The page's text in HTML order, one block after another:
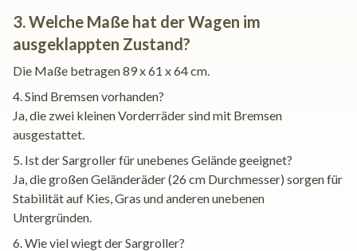
3. Welche Maße hat der Wagen im
ausgeklappten Zustand?
Die Maße betragen 89 x 61 x 64 cm.
4. Sind Bremsen vorhanden?
Ja, die zwei kleinen Vorderräder sind mit Bremsen
ausgestattet.
5. Ist der Sargroller für unebenes Gelände geeignet?
Ja, die großen Geländeräder (26 cm Durchmesser) sorgen für
Stabilität auf Kies, Gras und anderen unebenen
Untergründen.
6. Wie viel wiegt der Sargroller?